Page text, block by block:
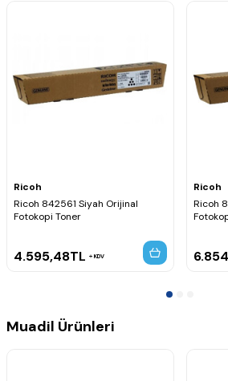
Baskı Kapasitesi: 18.000 Sayfa (%5
Uyumlu Marka: Ricoh
Ricoh IM C2510
Ricoh
Ricoh 842561 Siyah Orijinal
Fotokopi Toner
4.595,48TL KDV
Ricoh
Ricoh
Muadil Ürünleri